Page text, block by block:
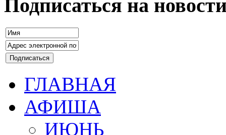
Подписаться на
ГЛАВНАЯ
АФИША
ИЮНЬ